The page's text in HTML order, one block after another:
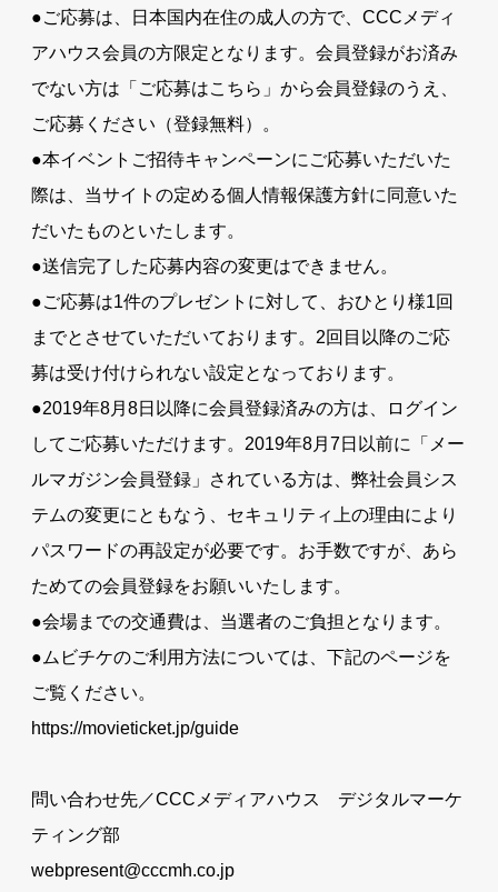
●ご応募は、日本国内在住の成人の方で、CCCメディ
アハウス会員の方限定となります。会員登録がお済み
でない方は「ご応募はこちら」から会員登録のうえ、
ご応募ください（登録無料）。
●本イベントご招待キャンペーンにご応募いただいた
際は、当サイトの定める個人情報保護方針に同意いた
だいたものといたします。
●送信完了した応募内容の変更はできません。
●ご応募は1件のプレゼントに対して、おひとり様1回
までとさせていただいております。2回目以降のご応
募は受け付けられない設定となっております。
●2019年8月8日以降に会員登録済みの方は、ログイン
してご応募いただけます。2019年8月7日以前に「メー
ルマガジン会員登録」されている方は、弊社会員シス
テムの変更にともなう、セキュリティ上の理由により
パスワードの再設定が必要です。お手数ですが、あら
ためての会員登録をお願いいたします。
●会場までの交通費は、当選者のご負担となります。
●ムビチケのご利用方法については、下記のページを
ご覧ください。
https://movieticket.jp/guide
問い合わせ先／CCCメディアハウス デジタルマーケ
ティング部
webpresent@cccmh.co.jp